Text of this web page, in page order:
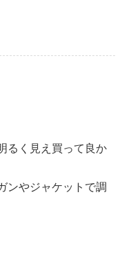
るく見え買って良か
ンやジャケットで調